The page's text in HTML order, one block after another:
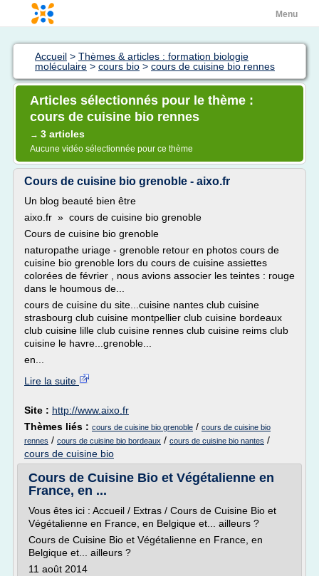
Menu
Accueil > Thèmes & articles : formation biologie
moléculaire > cours bio > cours de cuisine bio rennes
Articles sélectionnés pour le thème :
cours de cuisine bio rennes
→ 3 articles
Aucune vidéo sélectionnée pour ce thème
Cours de cuisine bio grenoble - aixo.fr
Un blog beauté bien être
aixo.fr » cours de cuisine bio grenoble
Cours de cuisine bio grenoble
naturopathe uriage - grenoble retour en photos cours de
cuisine bio grenoble lors du cours de cuisine assiettes
colorées de février , nous avions associer les teintes : rouge
dans le houmous de...
cours de cuisine du site...cuisine nantes club cuisine
strasbourg club cuisine montpellier club cuisine bordeaux
club cuisine lille club cuisine rennes club cuisine reims club
cuisine le havre...grenoble...
en...
Lire la suite
Site : http://www.aixo.fr
Thèmes liés : cours de cuisine bio grenoble / cours de cuisine bio
rennes / cours de cuisine bio bordeaux / cours de cuisine bio nantes /
cours de cuisine bio
Cours de Cuisine Bio et Végétalienne en
France, en ...
Vous êtes ici : Accueil / Extras / Cours de Cuisine Bio et
Végétalienne en France, en Belgique et... ailleurs ?
Cours de Cuisine Bio et Végétalienne en France, en
Belgique et... ailleurs ?
11 août 2014